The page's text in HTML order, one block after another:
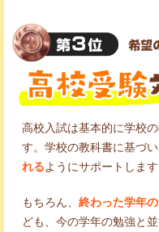
高校入試は基本的に学校
す。学校の教科書に基づ
れるようにサポートします
もちろん、 終わった学年
ども、今の学年の勉強と